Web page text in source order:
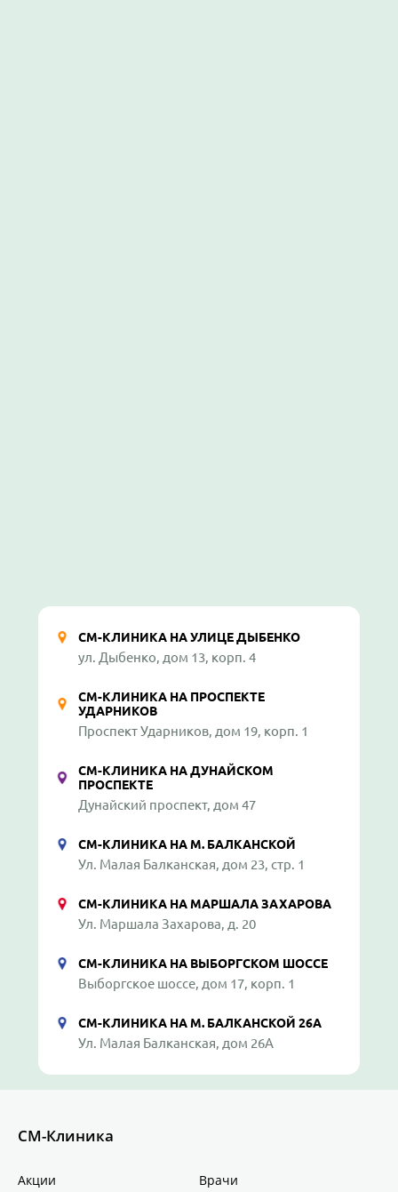
СМ-КЛИНИКА НА УЛИЦЕ ДЫБЕНКО
ул. Дыбенко, дом 13, корп. 4
СМ-КЛИНИКА НА ПРОСПЕКТЕ
УДАРНИКОВ
Проспект Ударников, дом 19, корп. 1
СМ-КЛИНИКА НА ДУНАЙСКОМ
ПРОСПЕКТЕ
Дунайский проспект, дом 47
СМ-КЛИНИКА НА М. БАЛКАНСКОЙ
Ул. Малая Балканская, дом 23, стр. 1
СМ-КЛИНИКА НА МАРШАЛА ЗАХАРОВА
Ул. Маршала Захарова, д. 20
СМ-КЛИНИКА НА ВЫБОРГСКОМ ШОССЕ
Выборгское шоссе, дом 17, корп. 1
СМ-КЛИНИКА НА М. БАЛКАНСКОЙ 26А
Ул. Малая Балканская, дом 26А
СМ-Клиника
Акции Врачи